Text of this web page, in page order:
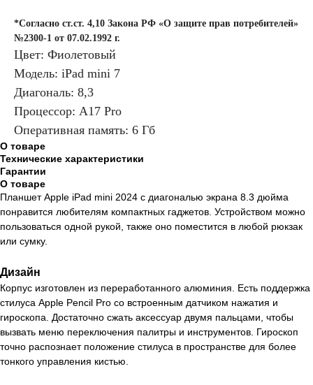
*Согласно ст.ст. 4,10 Закона РФ «О защите прав потребителей»
№2300-1 от 07.02.1992 г.
Цвет: Фиолетовый
Модель: iPad mini 7
Диагональ: 8,3
Процессор: A17 Pro
Оперативная память: 6 Гб
О товаре
Технические характеристики
Гарантии
О товаре
Планшет Apple iPad mini 2024 с диагональю экрана 8.3 дюйма
понравится любителям компактных гаджетов. Устройством можно
пользоваться одной рукой, также оно поместится в любой рюкзак
или сумку.
Дизайн
Корпус изготовлен из переработанного алюминия. Есть поддержка
стилуса Apple Pencil Pro со встроенным датчиком нажатия и
гироскопа. Достаточно сжать аксессуар двумя пальцами, чтобы
вызвать меню переключения палитры и инструментов. Гироскоп
точно распознает положение стилуса в пространстве для более
тонкого управления кистью.